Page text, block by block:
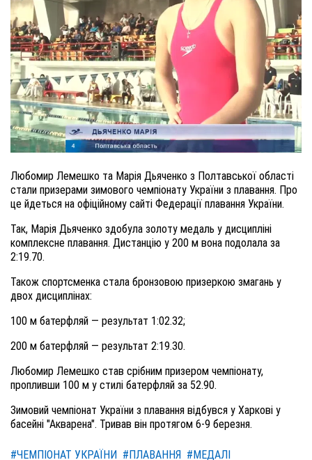
Любомир Лемешко та Марія Дьяченко з Полтавської області
стали призерами зимового чемпіонату України з плавання. Про
це йдеться на офіційному сайті Федерації плавання України.
Так, Марія Дьяченко здобула золоту медаль у дисципліні
комплексне плавання. Дистанцію у 200 м вона подолала за
2:19.70.
Також спортсменка стала бронзовою призеркою змагань у
двох дисциплінах:
100 м батерфляй — результат 1:02.32;
200 м батерфляй — результат 2:19.30.
Любомир Лемешко став срібним призером чемпіонату,
пропливши 100 м у стилі батерфляй за 52.90.
Зимовий чемпіонат України з плавання відбувся у Харкові у
басейні "Акварена". Тривав він протягом 6-9 березня.
#ЧЕМПІОНАТ УКРАЇНИ #ПЛАВАННЯ #МЕДАЛІ